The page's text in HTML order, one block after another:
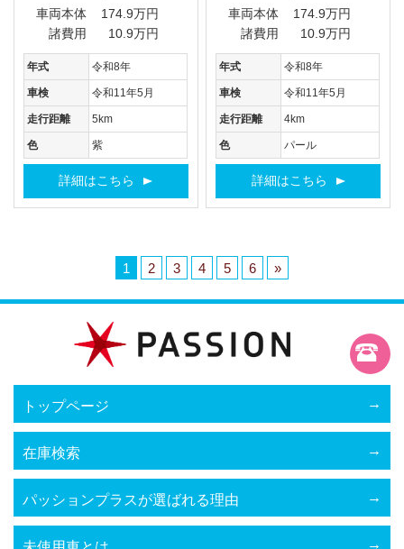
車両本体
174.9万円
諸費用
10.9万円
年式 令和8年
車検 令和11年5月
走行距離 5km
色 紫
詳細はこちら
車両本体
174.9万円
諸費用
10.9万円
年式 令和8年
車検 令和11年5月
走行距離 4km
色 パール
詳細はこちら
1 2 3 4 5 6 »
トップページ
在庫検索
パッションプラスが選ばれる理由